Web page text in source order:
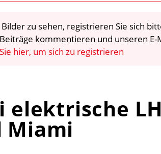
zu sehen, registrieren Sie sich
kommentieren und unseren
hier, um sich zu registrieren
elektrische
Miami